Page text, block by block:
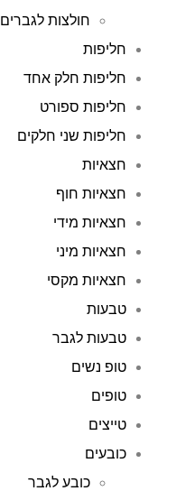
חולצות לגברים
חליפות
חליפות חלק אחד
חליפות ספורט
חליפות שני חלקים
חצאיות
חצאיות חוף
חצאיות מידי
חצאיות מיני
חצאיות מקסי
טבעות
טבעות לגבר
טופ נשים
טופים
טייצים
כובעים
כובע לגבר